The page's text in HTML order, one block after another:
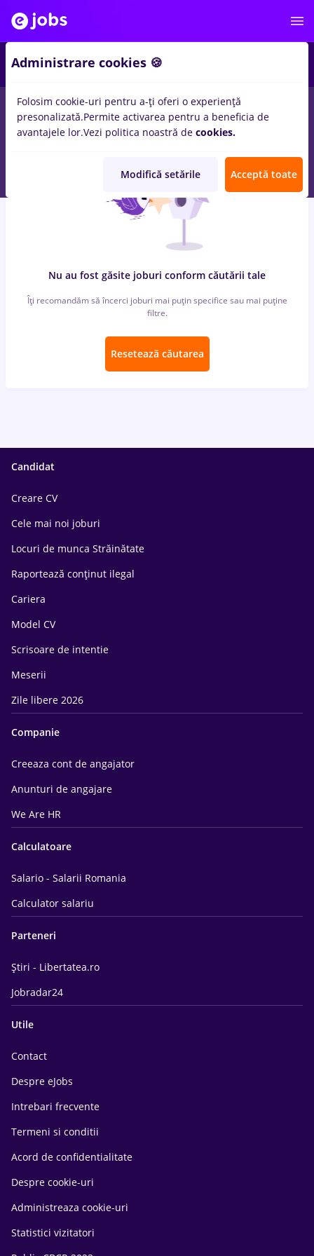
locuri de muncajaponia, Full time in Bucurestipentru
experientainBanci, IT / Telecom
Nu au fost găsite joburi conform căutării tale
Îți recomandăm să încerci joburi mai puțin specifice sau mai puține
filtre.
Resetează căutarea
Candidat
Creare CV
Cele mai noi joburi
Locuri de munca Străinătate
Raportează conținut ilegal
Cariera
Model CV
Scrisoare de intentie
Meserii
Zile libere 2026
Companie
Creeaza cont de angajator
Anunturi de angajare
We Are HR
Calculatoare
Salario - Salarii Romania
Calculator salariu
Parteneri
Știri - Libertatea.ro
Jobradar24
Utile
Contact
Despre eJobs
Intrebari frecvente
Termeni si conditii
Acord de confidentialitate
Despre cookie-uri
Administreaza cookie-uri
Statistici vizitatori
Administrare cookies 🍪
Folosim cookie-uri pentru a-ți oferi o experiență
presonalizată.Permite activarea pentru a beneficia de
avantajele lor.Vezi politica noastră de cookies.
Modifică setările Acceptă toate